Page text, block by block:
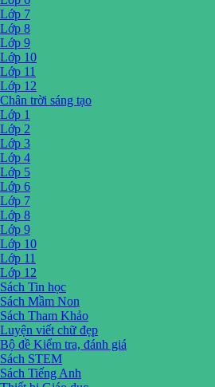
Lớp 7
Lớp 8
Lớp 9
Lớp 10
Lớp 11
Lớp 12
Chân trời sáng tạo
Lớp 1
Lớp 2
Lớp 3
Lớp 4
Lớp 5
Lớp 6
Lớp 7
Lớp 8
Lớp 9
Lớp 10
Lớp 11
Lớp 12
Sách Tin học
Sách Mầm Non
Sách Tham Khảo
Luyện viết chữ đẹp
Bộ đề Kiểm tra, đánh giá
Sách STEM
Sách Tiếng Anh